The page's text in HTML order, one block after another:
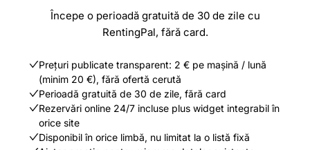
Începe o perioadă gratuită de 30 de zile cu
RentingPal, fără card.
Prețuri publicate transparent: 2 € pe mașină / lună
(minim 20 €), fără ofertă cerută
Perioadă gratuită de 30 de zile, fără card
Rezervări online 24/7 incluse plus widget integrabil în
orice site
Disponibil în orice limbă, nu limitat la o listă fixă